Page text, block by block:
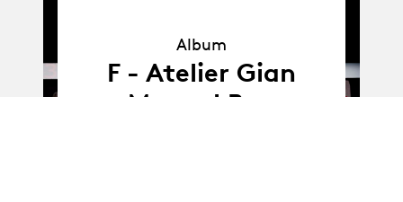
Album
F - Atelier Gian
Manuel Rau